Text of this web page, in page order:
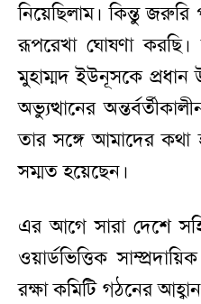
নিয়েছিলাম। কিন্তু জরুরি
রূপরেখা ঘোষণা করছি।
মুহাম্মদ ইউনূসকে প্রধান
অভ্যুত্থানের
তার সঙ্গে আমাদের কথা
সম্মত হয়েছেন।
এর আগে সারা দেশে
ওয়ার্ডভিত্তিক
রক্ষা কমিটি গঠনের